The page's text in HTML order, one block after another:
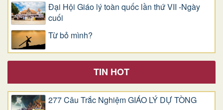
Đại Hội Giáo lý toàn quốc lần thứ VII -Ngày
cuối
Từ bỏ mình?
TIN HOT
277 Câu Trắc Nghiệm GIÁO LÝ DỰ TÒNG